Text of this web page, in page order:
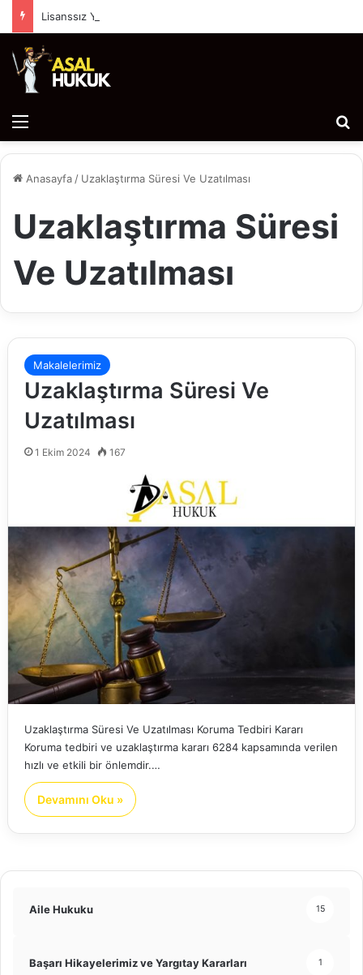
Menü
Anasayfa / Uzaklaştırma Süresi Ve Uzatılması
Uzaklaştırma Süresi
Ve Uzatılması
Makalelerimiz
Uzaklaştırma Süresi Ve
Uzatılması
1 Ekim 2024 167
Uzaklaştırma Süresi Ve Uzatılması Koruma Tedbiri Kararı
Koruma tedbiri ve uzaklaştırma kararı 6284 kapsamında verilen
hızlı ve etkili bir önlemdir.…
Devamını Oku »
Aile Hukuku 15
Başarı Hikayelerimiz ve Yargıtay Kararları 1